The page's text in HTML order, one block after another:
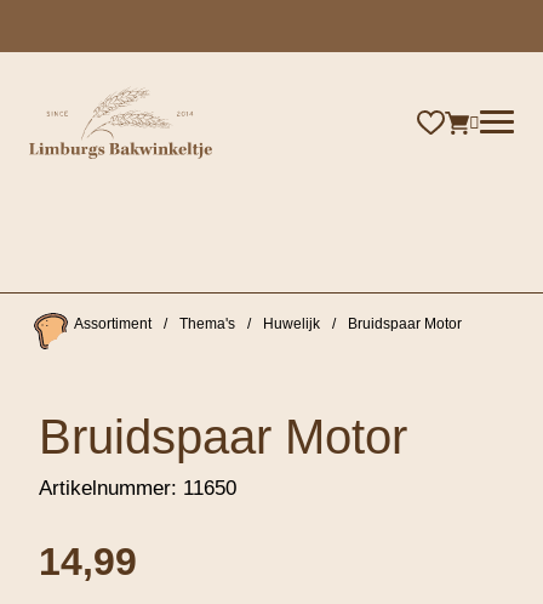
Assortiment / Thema's / Huwelijk / Bruidspaar Motor
Bruidspaar Motor
Artikelnummer: 11650
14,99